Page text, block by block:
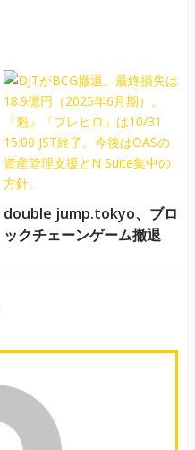
double jump.tokyo、ブロ
ックチェーンゲーム撤退